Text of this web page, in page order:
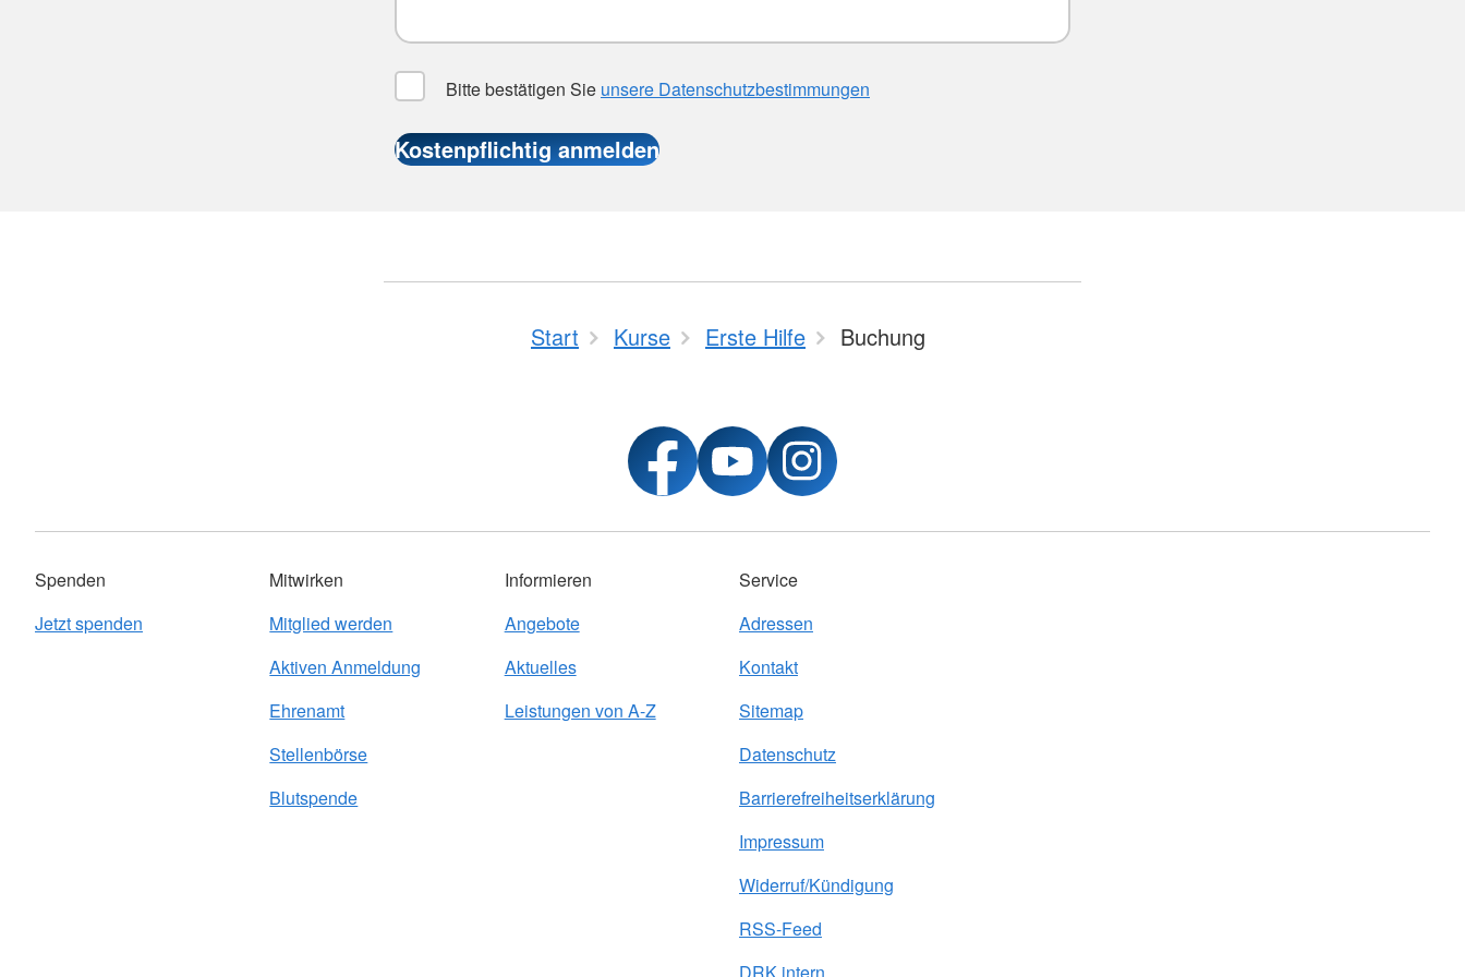
Bitte bestätigen Sie unsere Datenschutzbestimmungen
Start Kurse Erste Hilfe Buchung
Spenden
Jetzt spenden
Mitwirken
Mitglied werden
Aktiven Anmeldung
Ehrenamt
Stellenbörse
Blutspende
Informieren
Angebote
Aktuelles
Leistungen von A-Z
Service
Adressen
Kontakt
Sitemap
Datenschutz
Barrierefreiheitserklärung
Impressum
Widerruf/Kündigung
RSS-Feed